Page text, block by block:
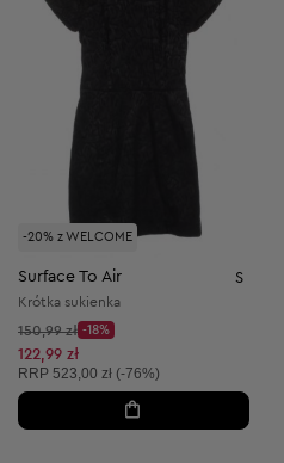
-20% z WELCOME
Surface To Air S
Krótka sukienka
Cena początkowa:
150,99 zł
Discount Price:
-18%
Obniżona cena:
122,99 zł
Cena sugerowana:
RRP 523,00 zł (-76%)